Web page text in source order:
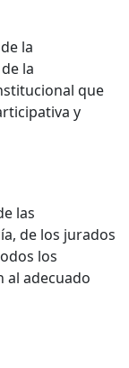
la
la
que
y
las
de los jurados
los
al adecuado